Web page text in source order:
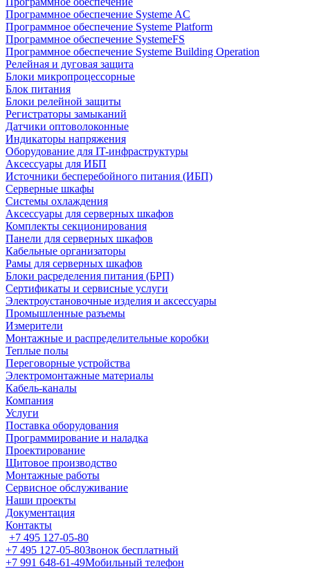
Программное обеспечение Systeme AC
Программное обеспечение Systeme Platform
Программное обеспечение SystemeFS
Программное обеспечение Systeme Building Operation
Релейная и дуговая защита
Блоки микропроцессорные
Блок питания
Блоки релейной защиты
Регистраторы замыканий
Датчики оптоволоконные
Индикаторы напряжения
Оборудование для IT-инфраструктуры
Аксессуары для ИБП
Источники бесперебойного питания (ИБП)
Серверные шкафы
Системы охлаждения
Аксессуары для серверных шкафов
Комплекты секционирования
Панели для серверных шкафов
Кабельные организаторы
Рамы для серверных шкафов
Блоки расределения питания (БРП)
Сертификаты и сервисные услуги
Электроустановочные изделия и аксессуары
Промышленные разъемы
Измерители
Монтажные и распределительные коробки
Теплые полы
Переговорные устройства
Электромонтажные материалы
Кабель-каналы
Компания
Услуги
Поставка оборудования
Программирование и наладка
Проектирование
Щитовое производство
Монтажные работы
Сервисное обслуживание
Наши проекты
Документация
Контакты
+7 495 127-05-80
+7 495 127-05-80Звонок бесплатный
+7 991 648-61-49Мобильный телефон